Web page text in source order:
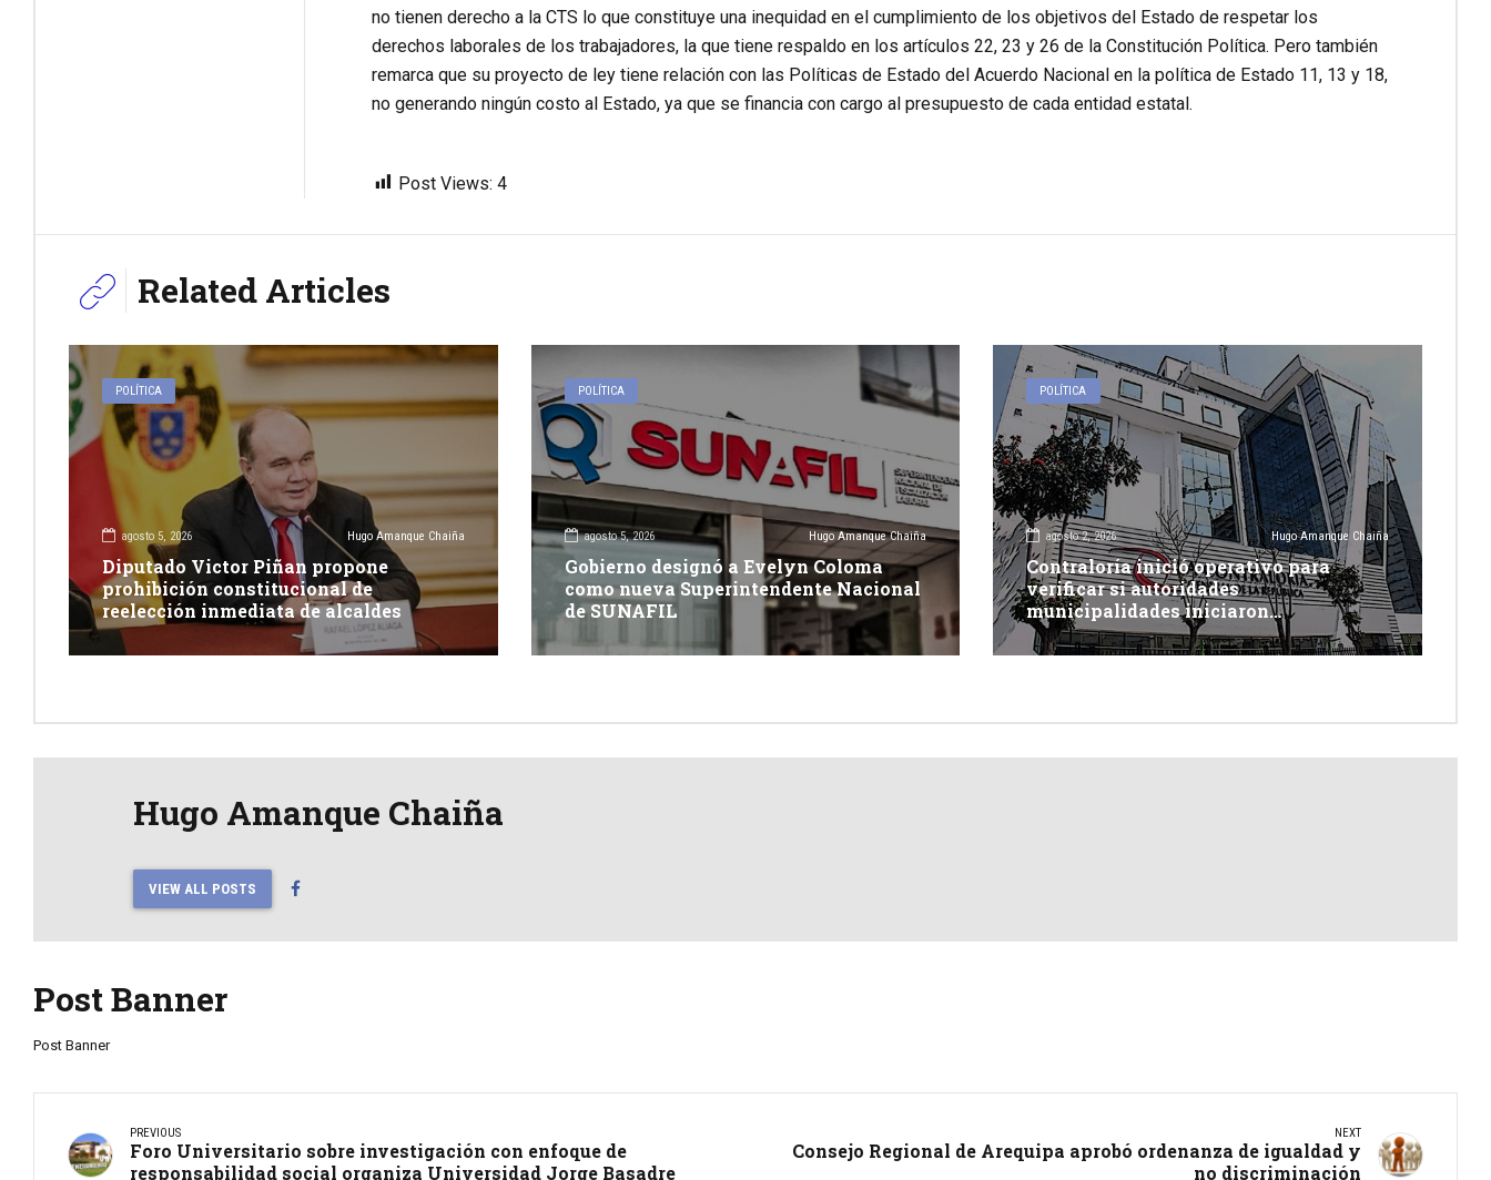
no tienen derecho a la CTS lo que constituye una inequidad en el cumplimiento de los objetivos del Estado de respetar los
derechos laborales de los trabajadores, la que tiene respaldo en los artículos 22, 23 y 26 de la Constitución Política. Pero también
remarca que su proyecto de ley tiene relación con las Políticas de Estado del Acuerdo Nacional en la política de Estado 11, 13 y 18,
no generando ningún costo al Estado, ya que se financia con cargo al presupuesto de cada entidad estatal.
Post Views: 4
Related Articles
POLÍTICA
agosto 5, 2026 Hugo Amanque Chaiña
Diputado Victor Piñan propone
prohibición constitucional de
reelección inmediata de alcaldes
POLÍTICA
agosto 5, 2026 Hugo Amanque Chaiña
Gobierno designó a Evelyn Coloma
como nueva Superintendente Nacional
de SUNAFIL
POLÍTICA
agosto 2, 2026 Hugo Amanque Chaiña
Contraloría inició operativo para
verificar si autoridades
municipalidades iniciaron
descolmatación de quebradas y ríos
ante Fenómeno del Niño
Hugo Amanque Chaiña
VIEW ALL POSTS
Post Banner
Post Banner
PREVIOUS
Foro Universitario sobre investigación con enfoque de
responsabilidad social organiza Universidad Jorge Basadre
NEXT
Consejo Regional de Arequipa aprobó ordenanza de igualdad y
no discriminación